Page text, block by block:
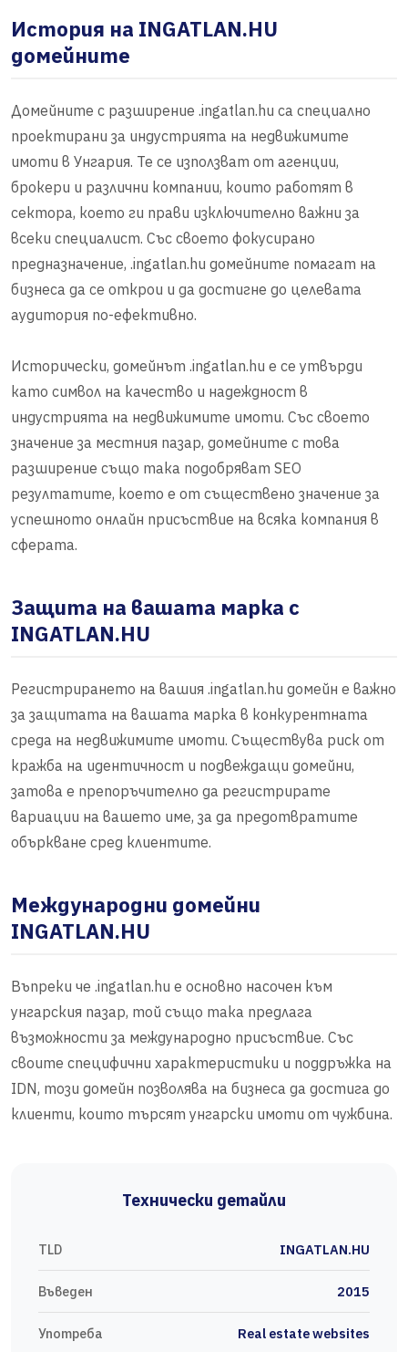
История на INGATLAN.HU
домейните
Домейните с разширение .ingatlan.hu са специално
проектирани за индустрията на недвижимите
имоти в Унгария. Те се използват от агенции,
брокери и различни компании, които работят в
сектора, което ги прави изключително важни за
всеки специалист. Със своето фокусирано
предназначение, .ingatlan.hu домейните помагат на
бизнеса да се открои и да достигне до целевата
аудитория по-ефективно.
Исторически, домейнът .ingatlan.hu е се утвърди
като символ на качество и надеждност в
индустрията на недвижимите имоти. Със своето
значение за местния пазар, домейните с това
разширение също така подобряват SEO
резултатите, което е от съществено значение за
успешното онлайн присъствие на всяка компания в
сферата.
Защита на вашата марка с
INGATLAN.HU
Регистрирането на вашия .ingatlan.hu домейн е важно
за защитата на вашата марка в конкурентната
среда на недвижимите имоти. Съществува риск от
кражба на идентичност и подвеждащи домейни,
затова е препоръчително да регистрирате
вариации на вашето име, за да предотвратите
объркване сред клиентите.
Международни домейни
INGATLAN.HU
Въпреки че .ingatlan.hu е основно насочен към
унгарския пазар, той също така предлага
възможности за международно присъствие. Със
своите специфични характеристики и поддръжка на
IDN, този домейн позволява на бизнеса да достига до
клиенти, които търсят унгарски имоти от чужбина.
Технически детайли
TLD INGATLAN.HU
Въведен 2015
Употреба Real estate websites